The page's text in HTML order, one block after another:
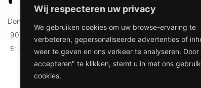
Wij respecteren uw privacy
We gebruiken cookies om uw browse-ervaring te
verbeteren, gepersonaliseerde advertenties of
weer te geven en ons verkeer te analyseren. Door
accepteren" te klikken, stemt u in met ons
cookies.
Doniaweg 9
9074 AE Hallum
E: info@magicdat.nl